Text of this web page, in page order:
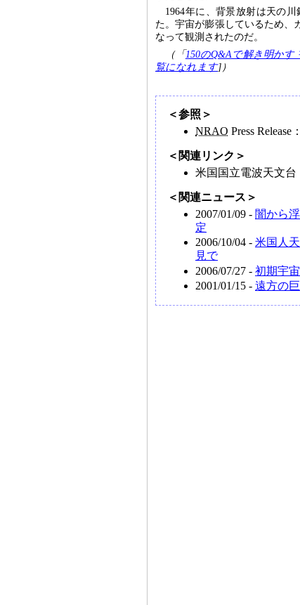
1964年に、背景放射は天の
た。宇宙が膨張しているため、
なって観測されたのだ。
（「150のQ&Aで解き明かす
覧になれます]）
＜参照＞
NRAO Press Release：
＜関連リンク＞
米国国立電波天文台
＜関連ニュース＞
2007/01/09 - 闇から
定
2006/10/04 - 米国人
見で
2006/07/27 - 初期宇
2001/01/15 - 遠方の